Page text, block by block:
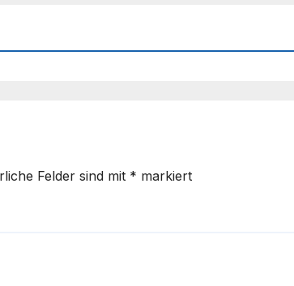
Felder sind mit * markiert